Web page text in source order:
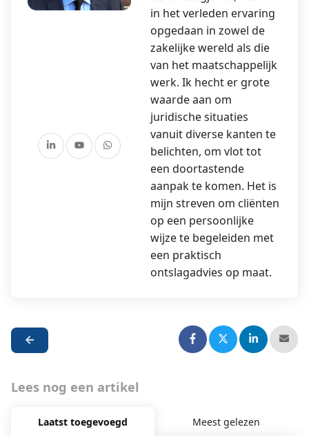
in het verleden ervaring
opgedaan in zowel de
zakelijke wereld als die
van het maatschappelijk
werk. Ik hecht er grote
waarde aan om
juridische situaties
vanuit diverse kanten te
belichten, om vlot tot
een doortastende
aanpak te komen. Het is
mijn streven om cliënten
op een persoonlijke
wijze te begeleiden met
een praktisch
ontslagadvies op maat.
Lees nog een artikel
Laatst toegevoegd Meest gelezen